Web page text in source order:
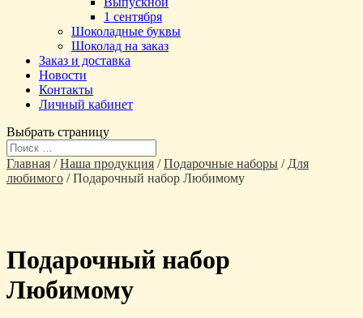
1 сентября
Шоколадные буквы
Шоколад на заказ
Заказ и доставка
Новости
Контакты
Личный кабинет
Выбрать страницу
Главная /Наша продукция /Подарочные наборы / Для
любимого / Подарочный набор Любимому
Подарочный набор
Любимому